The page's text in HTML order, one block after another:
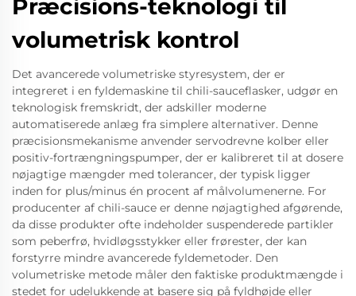
Præcisions-teknologi til
volumetrisk kontrol
Det avancerede volumetriske styresystem, der er
integreret i en fyldemaskine til chili-sauceflasker, udgør en
teknologisk fremskridt, der adskiller moderne
automatiserede anlæg fra simplere alternativer. Denne
præcisionsmekanisme anvender servodrevne kolber eller
positiv-fortrængningspumper, der er kalibreret til at dosere
nøjagtige mængder med tolerancer, der typisk ligger
inden for plus/minus én procent af målvolumenerne. For
producenter af chili-sauce er denne nøjagtighed afgørende,
da disse produkter ofte indeholder suspenderede partikler
som peberfrø, hvidløgsstykker eller frørester, der kan
forstyrre mindre avancerede fyldemetoder. Den
volumetriske metode måler den faktiske produktmængde i
stedet for udelukkende at basere sig på fyldhøjde eller